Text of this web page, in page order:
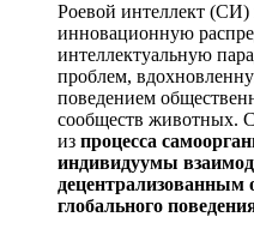
Роевой интеллект (СИ)
инновационную
интеллектуальную
проблем,
поведением
сообществ животных.
из процесса
индивидуумы
децентрализованным
глобального